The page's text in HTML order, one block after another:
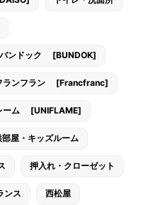
バンドック [BUNDOK]
ランフラン [Francfranc]
ーム [UNIFLAME]
部屋・キッズルーム
押入れ・クローゼット
ンス 西松屋